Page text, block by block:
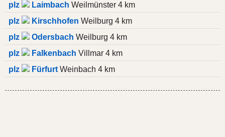
plz
Laimbach Weilmünster 4 km
plz
Kirschhofen Weilburg 4 km
plz
Odersbach Weilburg 4 km
plz
Falkenbach Villmar 4 km
plz
Fürfurt Weinbach 4 km